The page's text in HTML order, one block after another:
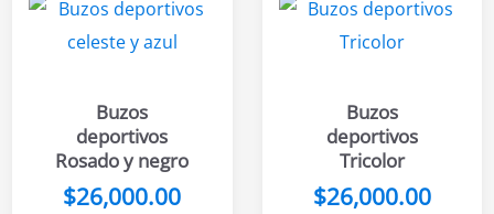
Buzos
deportivos
Rosado y negro
$26,000.00
Buzos
deportivos
Tricolor
$26,000.00